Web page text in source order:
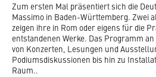
FRAGEN UND
KURZFILME
WIE DAS MUSEUM
DIE
FREUNDE DER
JUBILÄUM
JUBILÄUM
Zum ersten Mal präsentiert sich die
Massimo in Baden-Württemberg. Zwei
zeigen ihre in Rom oder eigens für die
entstandenen Werke. Das Programm
von Konzerten, Lesungen und
Podiumsdiskussionen bis hin zu
Raum..